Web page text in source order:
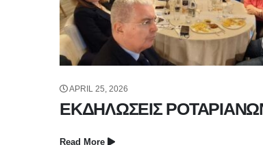
APRIL 25, 2026
ΕΚΔΗΛΩΣΕΙΣ
Read More